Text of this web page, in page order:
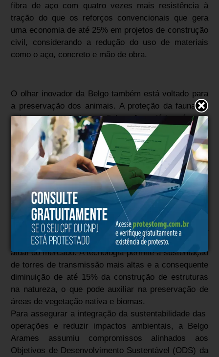
fibra de aço com quatro vezes mais resistência à
tração do que os reforços convencionais que gera
uma economia de até 25% em projetos de construção
civil, considerando a redução do uso de materiais
como o aço, concreto e mão de obra.
O olhar inovador da Belgo também está voltado para
a preservação dos animais. A proteção da fauna no
entorno de rodovias e linhas ferroviárias é uma
preocupação da empresa, que tem importantes
produtos lançados recentemente e desenvolvidos
para esta finalidade, como o Belgo Strada, que é uma
cerca pronta que delimita o acesso a pontos críticos
de travessia, conduzindo os animais silvestres para
corredores ecológicos e locais mais seguros.
Em Telecomunicações, atenta às necessidades do
setor de Energia do país, a empresa lançou
recentemente a Cordoalha UHS, com a maior carga
de ruptura das Américas: 20% mais que o padrão
atual do mercado. A tecnologia permite a sustentação
de torres de transmissão mais altas e a consequente
diminuição de até 15% da construção de estruturas
na natureza, o que pode auxiliar na preservação de
áreas de vegetação nativa e biomas.
Para assegurar a integração da sustentabilidade das
operações e reduzir impactos ambientais, a Belgo
Arames assumiu compromissos alinhados aos
Objetivos de Desenvolvimento Sustentável (ODS) da